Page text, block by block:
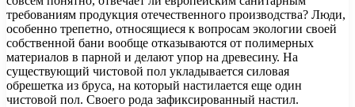
требованиям продукция отечественного производства? Люди,
особенно трепетно, относящиеся к вопросам экологии своей
собственной бани вообще отказываются от полимерных
материалов в парной и делают упор на древесину. На
существующий чистовой пол укладывается силовая
обрешетка из бруса, на который настилается еще один
чистовой пол. Своего рода зафиксированный настил.